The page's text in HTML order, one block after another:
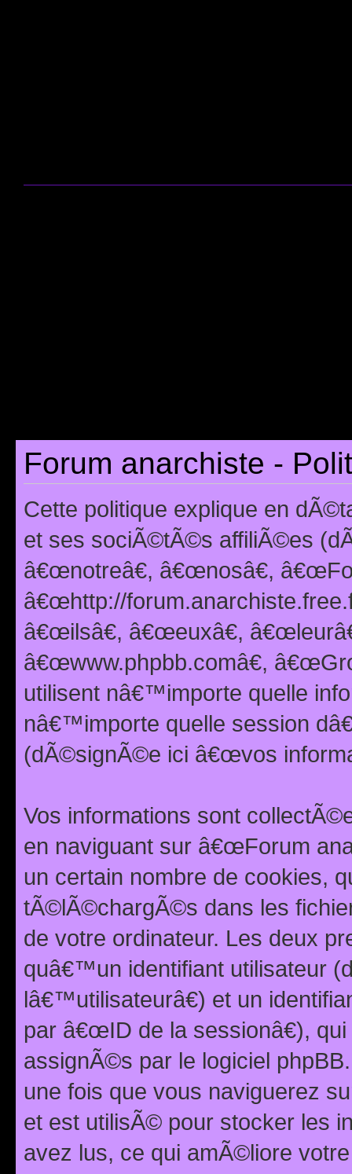
Forum anarchiste -
Cette politique explique en
et ses sociÃ©tÃ©s affiliÃ©es
â€œnotreâ€, â€œnosâ€,
â€œhttp://
â€œilsâ€, â€œeuxâ€,
â€œwww.phpbb.comâ€,
utilisent nâ€™importe quelle
nâ€™importe quelle session
(dÃ©signÃ©e ici â€œvos
Vos informations sont
en naviguant sur â€œForum
un certain nombre de cookies,
tÃ©lÃ©chargÃ©s dans les
de votre ordinateur. Les deux
quâ€™un identifiant utilisateur
lâ€™utilisateurâ€) et un
par â€œID de la sessionâ€),
assignÃ©s par le logiciel
une fois que vous naviguerez
et est utilisÃ© pour stocker les
avez lus, ce qui amÃ©liore